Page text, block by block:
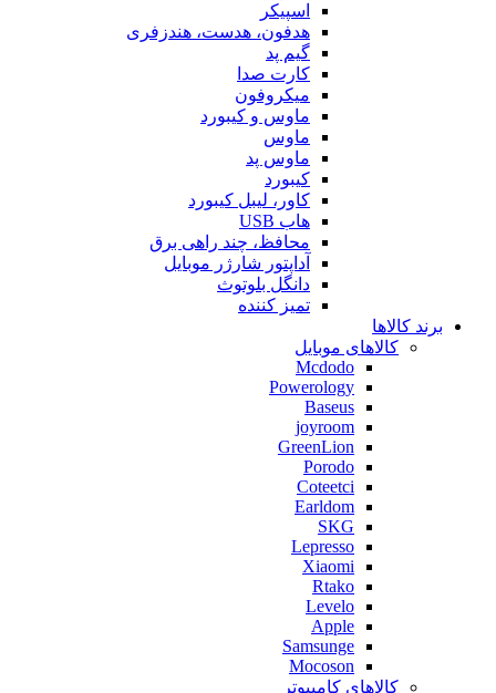
اسپیکر
هدفون، هدست، هندزفری
گیم پد
کارت صدا
میکروفون
ماوس و کیبورد
ماوس
ماوس پد
کیبورد
کاور، لیبل کیبورد
هاب USB
محافظ، چند راهی برق
آداپتور شارژر موبایل
دانگل بلوتوث
تمیز کننده
برند کالاها
کالاهای موبایل
Mcdodo
Powerology
Baseus
joyroom
GreenLion
Porodo
Coteetci
Earldom
SKG
Lepresso
Xiaomi
Rtako
Levelo
Apple
Samsunge
Mocoson
کالاهای کامپیوتر